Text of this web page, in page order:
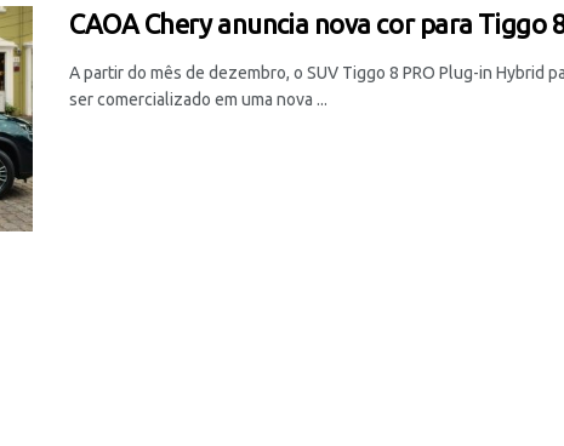
CAOA Chery anuncia nova cor para Tiggo
A partir do mês de dezembro, o SUV Tiggo 8 PRO Plug-in Hybrid
ser comercializado em uma nova ...